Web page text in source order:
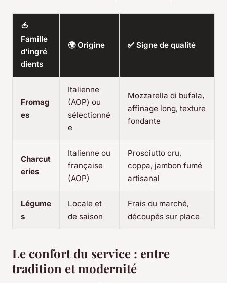
🍅
Famille
d'ingré
dients
🌍 Origine ✅ Signe de qualité
Fromag
es
Italienne
(AOP) ou
sélectionné
e
Mozzarella di bufala,
affinage long, texture
fondante
Charcut
eries
Italienne ou
française
(AOP)
Prosciutto cru,
coppa, jambon fumé
artisanal
Légume
s
Locale et
de saison
Frais du marché,
découpés sur place
Le confort du service : entre
tradition et modernité